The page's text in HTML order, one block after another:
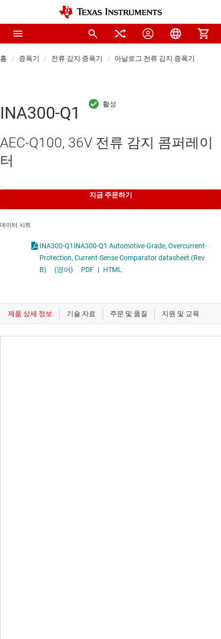
홈 증폭기 전류 감지 증폭기 아날로그 전류 감지 증폭기
INA300-Q1
AEC-Q100, 36V 전류 감지 콤퍼레이
터
지금 주문하기
데이터 시트
INA300-Q1INA300-Q1 Automotive-Grade, Overcurrent-
Protection, Current-Sense Comparator datasheet (Rev.
B)
(영어) PDF | HTML